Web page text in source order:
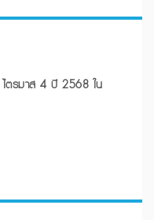
ไตรมาส 4 ปี 2568 ใน